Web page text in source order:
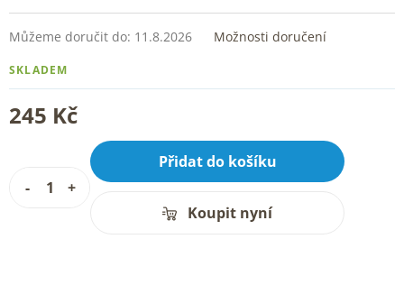
245 Kč
SKLADEM
Můžeme doručit do: 11.8.2026 Možnosti doručení
Přidat do košíku
Koupit nyní